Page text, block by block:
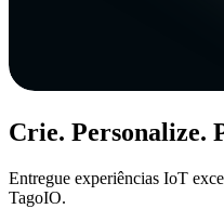
Crie. Personalize.
Entregue experiências IoT
TagoIO.